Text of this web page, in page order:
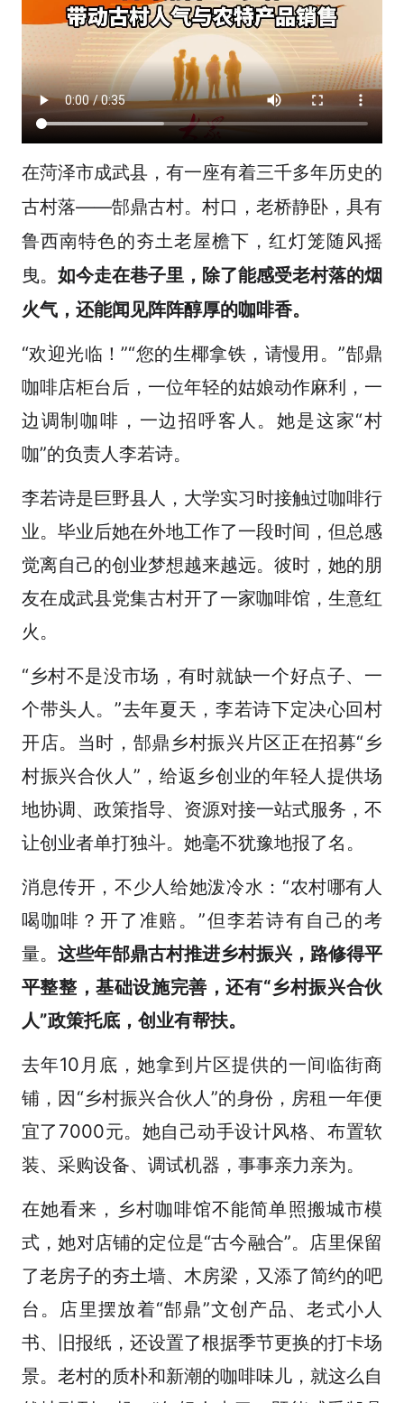
在菏泽市成武县，有一座有着三千多年历史的
古村落——郜鼎古村。村口，老桥静卧，具有
鲁西南特色的夯土老屋檐下，红灯笼随风摇
曳。 如今走在巷子里，除了能感受老村落的烟
火气，还能闻见阵阵醇厚的咖啡香。
“欢迎光临！”“您的生椰拿铁，请慢用。”郜鼎
咖啡店柜台后，一位年轻的姑娘动作麻利，一
边调制咖啡，一边招呼客人。她是这家“村
咖”的负责人李若诗。
李若诗是巨野县人，大学实习时接触过咖啡行
业。毕业后她在外地工作了一段时间，但总感
觉离自己的创业梦想越来越远。彼时，她的朋
友在成武县党集古村开了一家咖啡馆，生意红
火。
“乡村不是没市场，有时就缺一个好点子、一
个带头人。”去年夏天，李若诗下定决心回村
开店。当时，郜鼎乡村振兴片区正在招募“乡
村振兴合伙人”，给返乡创业的年轻人提供场
地协调、政策指导、资源对接一站式服务，不
让创业者单打独斗。她毫不犹豫地报了名。
消息传开，不少人给她泼冷水：“农村哪有人
喝咖啡？开了准赔。”但李若诗有自己的考
量。 这些年郜鼎古村推进乡村振兴，路修得平
平整整，基础设施完善，还有“乡村振兴合伙
人”政策托底，创业有帮扶。
去年10月底，她拿到片区提供的一间临街商
铺，因“乡村振兴合伙人”的身份，房租一年便
宜了7000元。她自己动手设计风格、布置软
装、采购设备、调试机器，事事亲力亲为。
在她看来，乡村咖啡馆不能简单照搬城市模
式，她对店铺的定位是“古今融合”。店里保留
了老房子的夯土墙、木房梁，又添了简约的吧
台。店里摆放着“郜鼎”文创产品、老式小人
书、旧报纸，还设置了根据季节更换的打卡场
景。老村的质朴和新潮的咖啡味儿，就这么自